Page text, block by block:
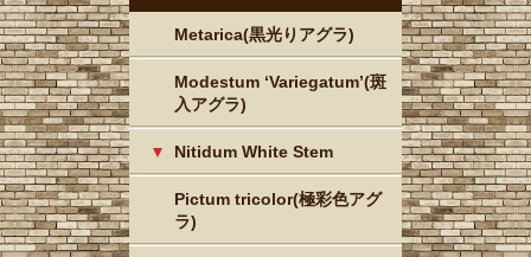
Metarica(黒光りアグラ)
Modestum ‘Variegatum’(斑
入アグラ)
Nitidum White Stem
Pictum tricolor(極彩色アグ
ラ)